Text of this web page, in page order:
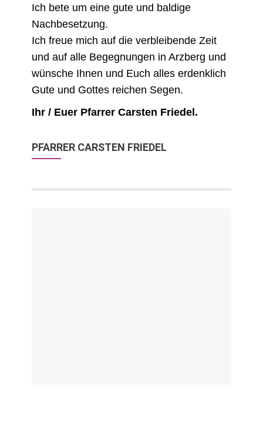
Ich bete um eine gute und baldige
Nachbesetzung.
Ich freue mich auf die verbleibende Zeit
und auf alle Begegnungen in Arzberg und
wünsche Ihnen und Euch alles erdenklich
Gute und Gottes reichen Segen.
Ihr / Euer Pfarrer Carsten Friedel.
PFARRER CARSTEN FRIEDEL